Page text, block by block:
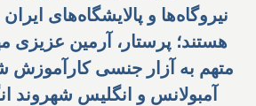
نیروگاه‌ها و پالایشگاه‌های ایران
هستند؛ پرستار، آرمین عزیزی
متهم به آزار جنسی کارآموزش
آمبولانس و انگلیس شهروند